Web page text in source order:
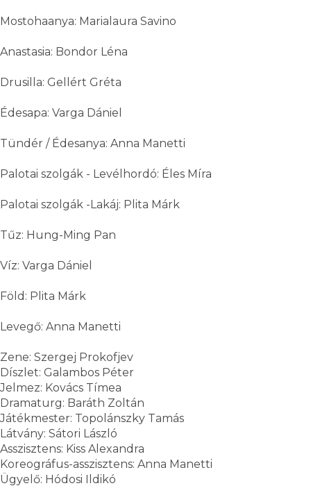
Mostohaanya: Marialaura Savino
Anastasia: Bondor Léna
Drusilla: Gellért Gréta
Édesapa: Varga Dániel
Tündér / Édesanya: Anna Manetti
Palotai szolgák - Levélhordó: Éles Míra
Palotai szolgák -Lakáj: Plita Márk
Tűz: Hung-Ming Pan
Víz: Varga Dániel
Föld: Plita Márk
Levegő: Anna Manetti
Zene: Szergej Prokofjev
Díszlet: Galambos Péter
Jelmez: Kovács Tímea
Dramaturg: Baráth Zoltán
Játékmester: Topolánszky Tamás
Látvány: Sátori László
Asszisztens: Kiss Alexandra
Koreográfus-asszisztens: Anna Manetti
Ügyelő: Hódosi Ildikó